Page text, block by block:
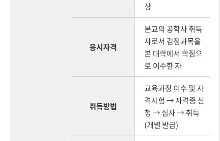
상
응시자격
본교의 공학사 취득
자로서 검정과목을
본 대학에서 학점으
로 이수한 자
취득방법
교육과정 이수 및 자
격시험 → 자격증 신
청 → 심사 → 취득
(개별 발급)